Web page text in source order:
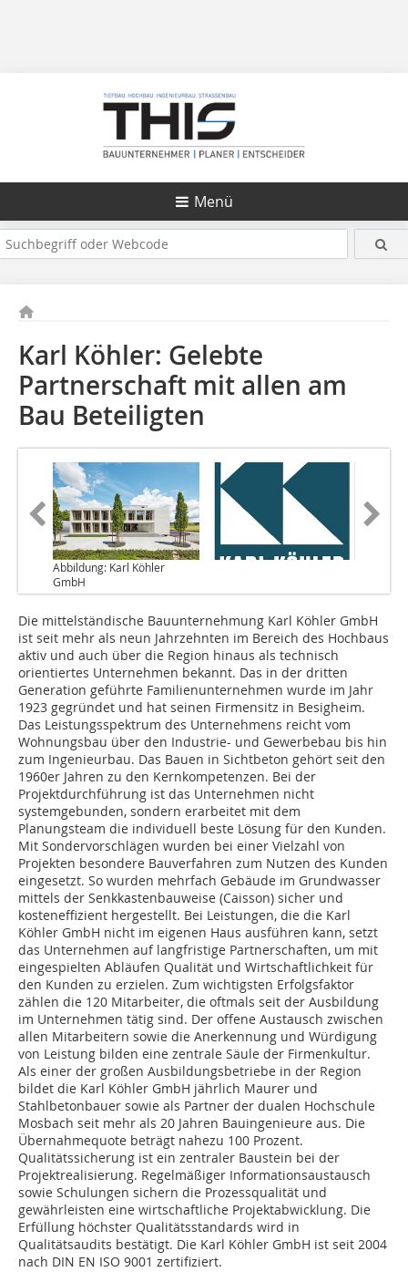
Menü
Karl Köhler: Gelebte
Partnerschaft mit allen am
Bau Beteiligten
Abbildung: Karl Köhler
GmbH
Die mittelständische Bauunternehmung Karl Köhler GmbH
ist seit mehr als neun Jahrzehnten im Bereich des Hochbaus
aktiv und auch über die Region hinaus als technisch
orientiertes Unternehmen bekannt. Das in der dritten
Generation geführte Familienunternehmen wurde im Jahr
1923 gegründet und hat seinen Firmensitz in Besigheim.
Das Leistungsspektrum des Unternehmens reicht vom
Wohnungsbau über den Industrie- und Gewerbebau bis hin
zum Ingenieurbau. Das Bauen in Sichtbeton gehört seit den
1960er Jahren zu den Kernkompetenzen. Bei der
Projektdurchführung ist das Unternehmen nicht
systemgebunden, sondern erarbeitet mit dem
Planungsteam die individuell beste Lösung für den Kunden.
Mit Sondervorschlägen wurden bei einer Vielzahl von
Projekten besondere Bauverfahren zum Nutzen des Kunden
eingesetzt. So wurden mehrfach Gebäude im Grundwasser
mittels der Senkkastenbauweise (Caisson) sicher und
kosteneffizient hergestellt. Bei Leistungen, die die Karl
Köhler GmbH nicht im eigenen Haus ausführen kann, setzt
das Unternehmen auf langfristige Partnerschaften, um mit
eingespielten Abläufen Qualität und Wirtschaftlichkeit für
den Kunden zu erzielen. Zum wichtigsten Erfolgsfaktor
zählen die 120 Mitarbeiter, die oftmals seit der Ausbildung
im Unternehmen tätig sind. Der offene Austausch zwischen
allen Mitarbeitern sowie die Anerkennung und Würdigung
von Leistung bilden eine zentrale Säule der Firmenkultur.
Als einer der großen Ausbildungsbetriebe in der Region
bildet die Karl Köhler GmbH jährlich Maurer und
Stahlbetonbauer sowie als Partner der dualen Hochschule
Mosbach seit mehr als 20 Jahren Bauingenieure aus. Die
Übernahmequote beträgt nahezu 100 Prozent.
Qualitätssicherung ist ein zentraler Baustein bei der
Projektrealisierung. Regelmäßiger Informationsaustausch
sowie Schulungen sichern die Prozessqualität und
gewährleisten eine wirtschaftliche Projektabwicklung. Die
Erfüllung höchster Qualitätsstandards wird in
Qualitätsaudits bestätigt. Die Karl Köhler GmbH ist seit 2004
nach DIN EN ISO 9001 zertifiziert.